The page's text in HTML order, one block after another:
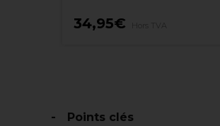
34,95€
Points clés